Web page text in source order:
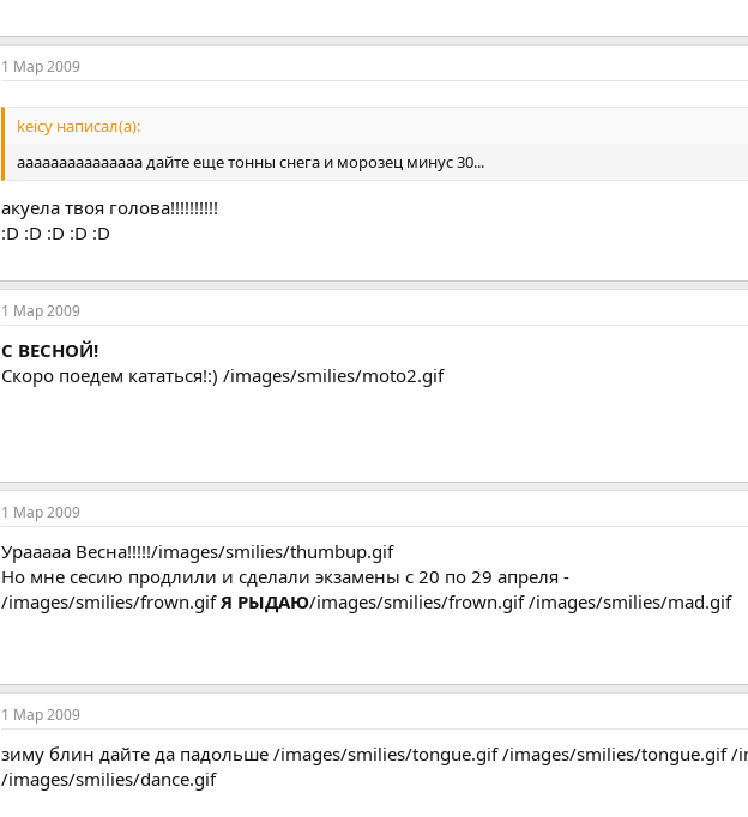
1 Мар 2009
keicy написал(а):
ааааааааааааааа дайте еще тонны снега и морозец минус 30...
акуела твоя голова!!!!!!!!!!
:D :D :D :D :D
1 Мар 2009
С ВЕСНОЙ!
Скоро поедем кататься!:) /images/smilies/moto2.gif
1 Мар 2009
Урааааа Весна!!!!!/images/smilies/thumbup.gif
Но мне сесию продлили и сделали экзамены с 20 по 29 апреля -
/images/smilies/frown.gifЯ РЫДАЮ/images/smilies/frown.gif /images/smilies/mad.gif
1 Мар 2009
зиму блин дайте да падольше /images/smilies/tongue.gif /images/smilies/tongue.gif /
/images/smilies/dance.gif